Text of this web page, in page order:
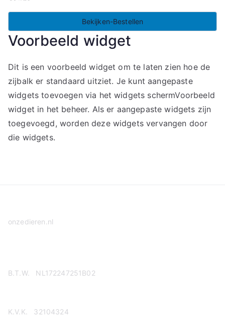
Bekijken-Bestellen
Voorbeeld widget
Dit is een voorbeeld widget om te laten zien hoe de
zijbalk er standaard uitziet. Je kunt aangepaste
widgets toevoegen via het widgets schermVoorbeeld
widget in het beheer. Als er aangepaste widgets zijn
toegevoegd, worden deze widgets vervangen door
die widgets.
onzedieren.nl
B.T.W. NL172247251B02
K.V.K. 32104324